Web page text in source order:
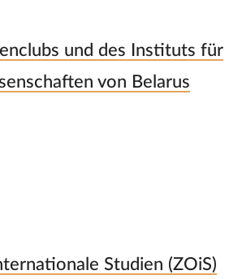
und des Instituts für
von Belarus
Studien (ZOiS)